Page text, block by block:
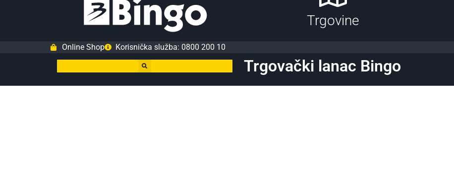
Trgovine
Online Shop Korisnička služba: 0800 200 10
Trgovački lanac Bingo